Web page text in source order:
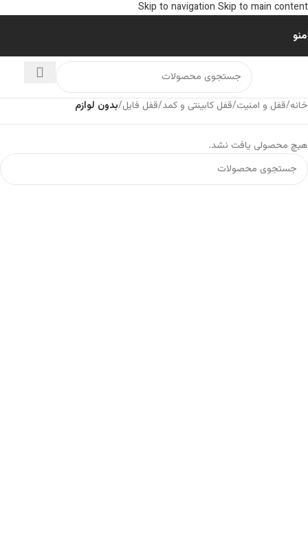
Skip to navigation Skip to main content
منو
خانه/قفل و امنیت/قفل کابینتی و کمد/قفل فایل/بدون لوازم
هیچ محصولی یافت نشد.